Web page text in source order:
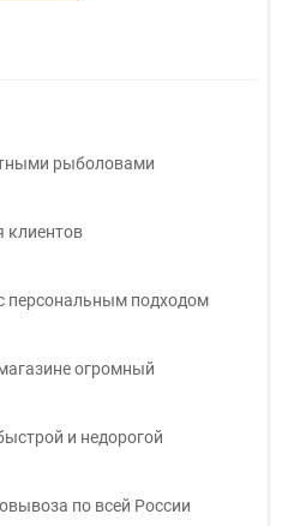
рыболовами
клиентов
персональным подходом
огромный
и недорогой
по всей России